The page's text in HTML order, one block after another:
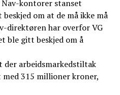
kontorer stanset
om at de må ikke må
direktøren har overfor VG
ble gitt beskjed om å
arbeidsmarkedstiltak
315 millioner kroner,